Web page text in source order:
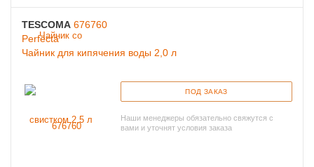
TESCOMA 676760
Perfecta
Чайник для кипячения воды 2,0 л
ПОД ЗАКАЗ
Наши менеджеры обязательно свяжутся с
вами и уточнят условия заказа